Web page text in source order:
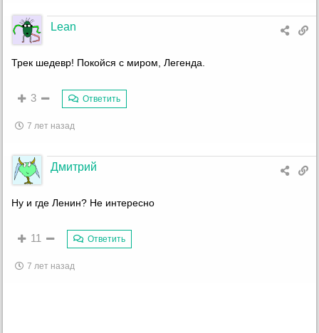
Lean
Трек шедевр! Покойся с миром, Легенда.
3 Ответить
7 лет назад
Дмитрий
Ну и где Ленин? Не интересно
11 Ответить
7 лет назад